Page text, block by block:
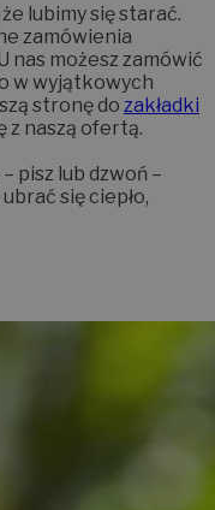
lubimy się starać.
zamówienia
nas możesz zamówić
w wyjątkowych
stronę do zakładki
z naszą ofertą.
pisz lub dzwoń –
się ciepło,